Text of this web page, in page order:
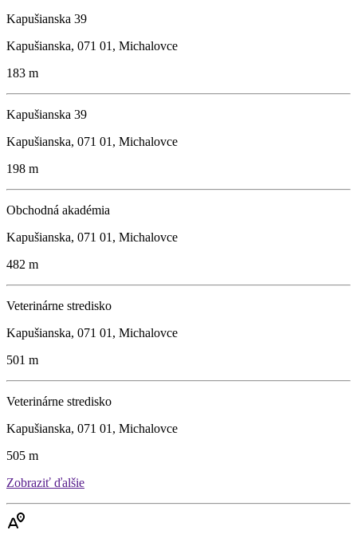
Kapušianska 39
Kapušianska, 071 01, Michalovce
183 m
Kapušianska 39
Kapušianska, 071 01, Michalovce
198 m
Obchodná akadémia
Kapušianska, 071 01, Michalovce
482 m
Veterinárne stredisko
Kapušianska, 071 01, Michalovce
501 m
Veterinárne stredisko
Kapušianska, 071 01, Michalovce
505 m
Zobraziť ďalšie